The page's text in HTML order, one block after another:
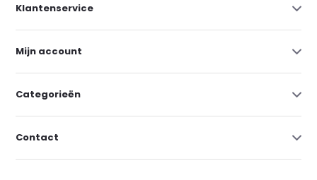
Klantenservice
Mijn account
Categorieën
Contact